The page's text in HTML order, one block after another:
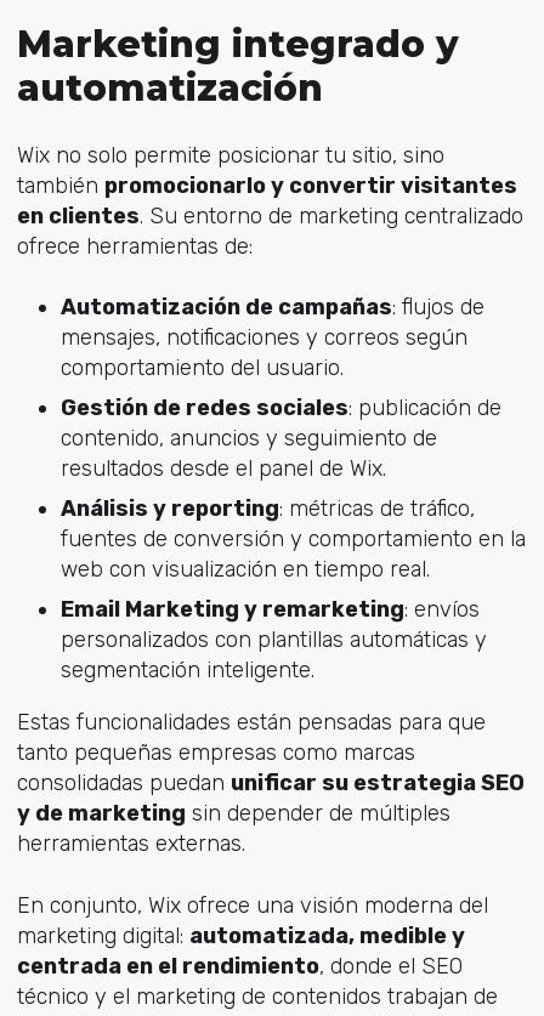
Marketing integrado y
automatización
Wix no solo permite posicionar tu sitio, sino
también promocionarlo y convertir visitantes
en clientes. Su entorno de marketing centralizado
ofrece herramientas de:
Automatización de campañas: flujos de
mensajes, notificaciones y correos según
comportamiento del usuario.
Gestión de redes sociales: publicación de
contenido, anuncios y seguimiento de
resultados desde el panel de Wix.
Análisis y reporting: métricas de tráfico,
fuentes de conversión y comportamiento en la
web con visualización en tiempo real.
Email Marketing y remarketing: envíos
personalizados con plantillas automáticas y
segmentación inteligente.
Estas funcionalidades están pensadas para que
tanto pequeñas empresas como marcas
consolidadas puedan unificar su estrategia SEO
y de marketing sin depender de múltiples
herramientas externas.
En conjunto, Wix ofrece una visión moderna del
marketing digital: automatizada, medible y
centrada en el rendimiento, donde el SEO
técnico y el marketing de contenidos trabajan de